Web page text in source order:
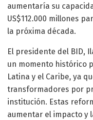
aumentaría su
US$112.000 millones
la próxima década.
El presidente del BID,
un momento histórico
Latina y el Caribe, ya
transformadores por
institución. Estas
aumentar el impacto y